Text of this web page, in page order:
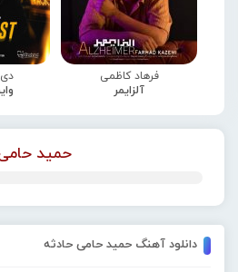
فرهاد کاظمی
آلزایمر
حمید
دانلود آهنگ حمید حامی حادثه